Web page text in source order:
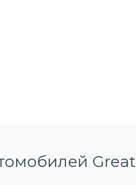
Great